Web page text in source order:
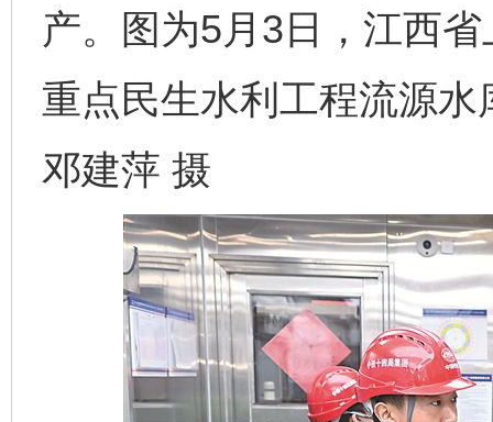
产。图为5月3日，江西
重点民生水利工程流源
邓建萍 摄